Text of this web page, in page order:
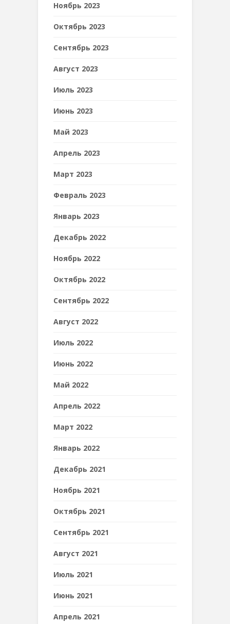
Ноябрь 2023
Октябрь 2023
Сентябрь 2023
Август 2023
Июль 2023
Июнь 2023
Май 2023
Апрель 2023
Март 2023
Февраль 2023
Январь 2023
Декабрь 2022
Ноябрь 2022
Октябрь 2022
Сентябрь 2022
Август 2022
Июль 2022
Июнь 2022
Май 2022
Апрель 2022
Март 2022
Январь 2022
Декабрь 2021
Ноябрь 2021
Октябрь 2021
Сентябрь 2021
Август 2021
Июль 2021
Июнь 2021
Апрель 2021